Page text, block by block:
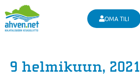
OMA TILI
9 helmikuun, 2021